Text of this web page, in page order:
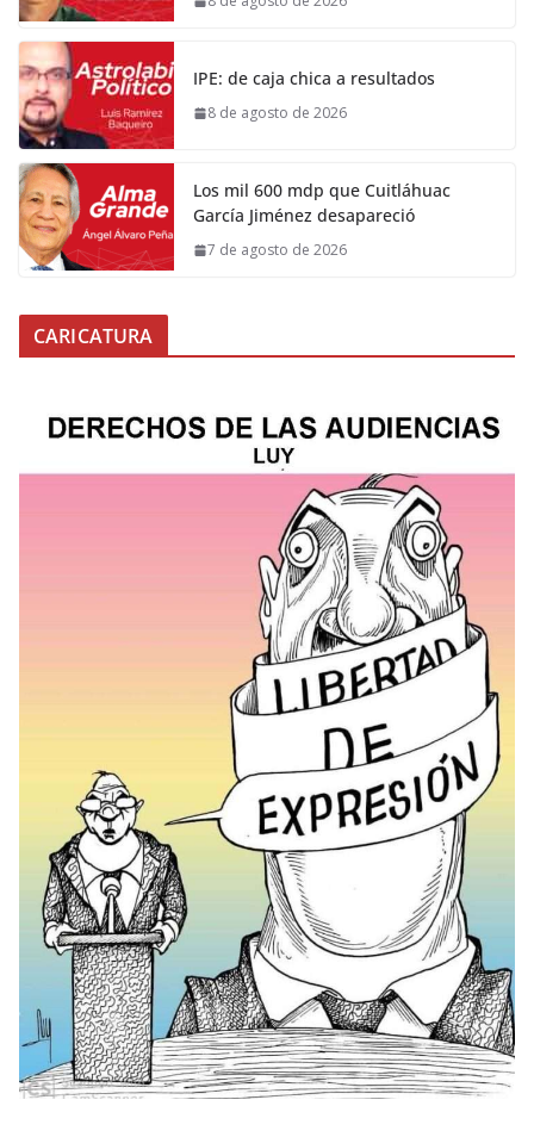
IPE: de caja chica a resultados
8 de agosto de 2026
Los mil 600 mdp que Cuitláhuac
García Jiménez desapareció
7 de agosto de 2026
CARICATURA